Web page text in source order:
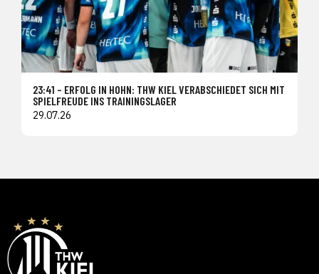
23:41 – ERFOLG IN HOHN: THW KIEL VERABSCHIEDET SICH MIT
SPIELFREUDE INS TRAININGSLAGER
29.07.26